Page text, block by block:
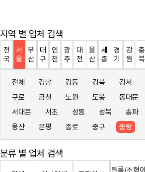
지역 별 업체 검색
전
국
서
울
부
산
대
구
인
천
광
주
대
전
울
산
세
종
경
기
강
원
충
북
전체 강남 강동 강북 강서
구로
금천 노원 도봉 동대문
서대문
서초 성동 성북 송파
용산
은평 종로 중구 중랑
분류 별 업체 검색
원룸/소형이